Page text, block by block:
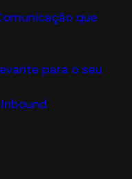
que
para o seu